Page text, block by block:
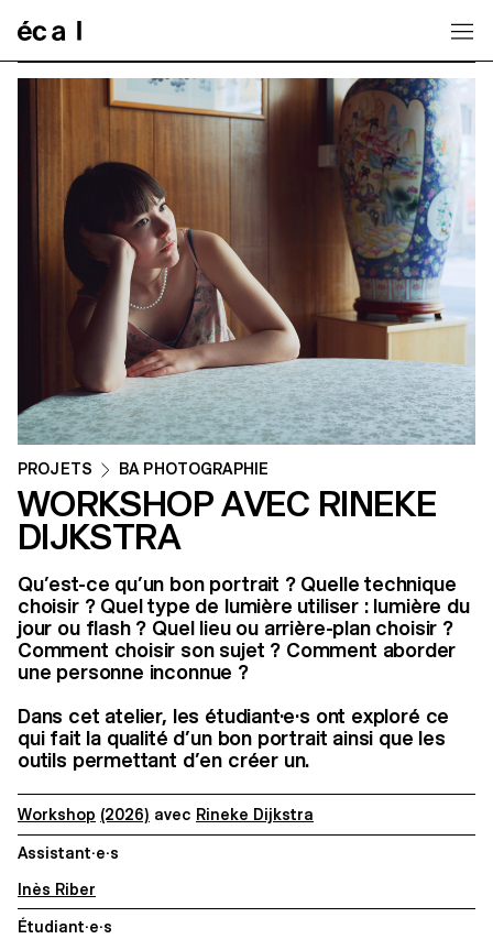
PROJETS BA PHOTOGRAPHIE
WORKSHOP AVEC RINEKE
DIJKSTRA
Qu’est-ce qu’un bon portrait ? Quelle technique
choisir ? Quel type de lumière utiliser : lumière du
jour ou flash ? Quel lieu ou arrière-plan choisir ?
Comment choisir son sujet ? Comment aborder
une personne inconnue ?
Dans cet atelier, les étudiant·e·s ont exploré ce
qui fait la qualité d’un bon portrait ainsi que les
outils permettant d’en créer un.
Workshop (2026) avec Rineke Dijkstra
Assistant·e·s
Inès Riber
Étudiant·e·s